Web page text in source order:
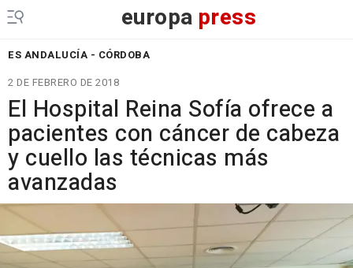
europa press
ES ANDALUCÍA - CÓRDOBA
2 DE FEBRERO DE 2018
El Hospital Reina Sofía ofrece a
pacientes con cáncer de cabeza
y cuello las técnicas más
avanzadas